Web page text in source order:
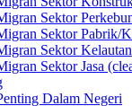
Sektor
Sektor Pabrik/
Sektor Kelautan
Sektor Jasa
Dalam Negeri